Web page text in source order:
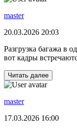
master
20.03.2026 20:03
Разгрузка багажа в
вот кадры
Читать далее
master
17.03.2026 16:00